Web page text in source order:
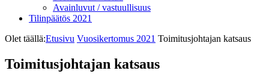
Avainluvut / vastuullisuus
Tilinpäätös 2021
Olet täällä:Etusivu Vuosikertomus 2021 Toimitus­johtajan katsaus
Toimitus­johtajan katsaus